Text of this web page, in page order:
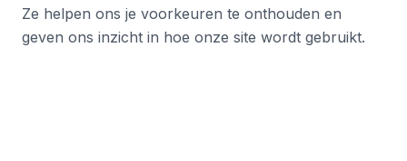
Ze helpen ons je voorkeuren te onthouden en
geven ons inzicht in hoe onze site wordt gebruikt.